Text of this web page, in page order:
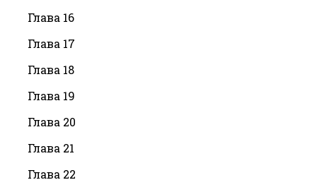
Глава 16
Глава 17
Глава 18
Глава 19
Глава 20
Глава 21
Глава 22